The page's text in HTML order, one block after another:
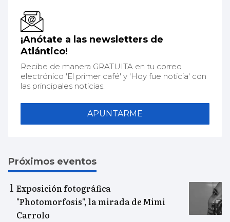
¡Anótate a las newsletters de
Atlántico!
Recibe de manera GRATUITA en tu correo
electrónico 'El primer café' y 'Hoy fue noticia' con
las principales noticias.
APUNTARME
Próximos eventos
Exposición fotográfica
"Photomorfosis", la mirada de Mimi
Carrolo